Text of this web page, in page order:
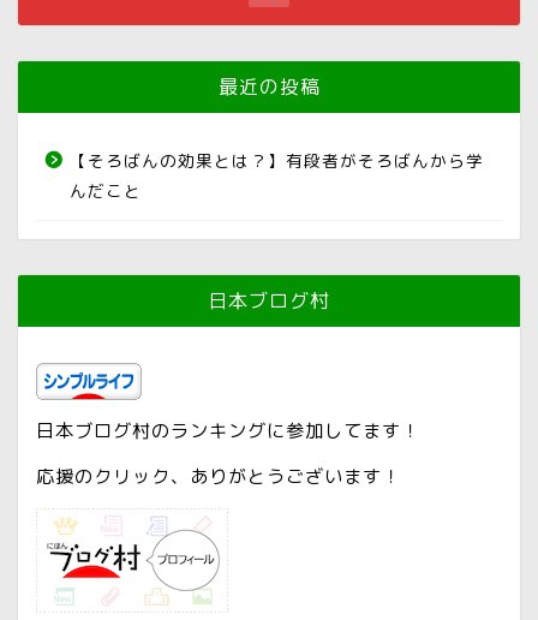
最近の投稿
【そろばんの効果とは？】有段者がそろばんから学
んだこと
日本ブログ村
日本ブログ村のランキングに参加してます！
応援のクリック、ありがとうございます！